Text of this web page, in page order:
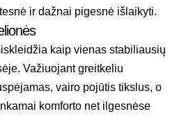
ir dažnai pigesnė išlaikyti.
kaip vienas stabiliausių
Važiuojant greitkeliu
vairo pojūtis tikslus, o
komforto net ilgesnėse